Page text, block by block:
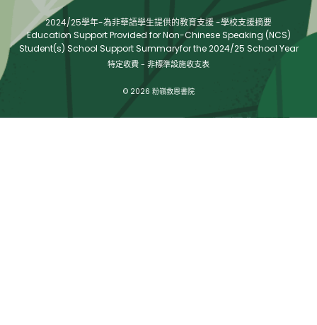
2024/25學年-為非華語學生提供的教育支援 -學校支援摘要
Education Support Provided for Non-Chinese Speaking (NCS)
Student(s) School Support Summaryfor the 2024/25 School Year
特定收費 - 非標準設施收支表
© 2026 粉嶺救恩書院